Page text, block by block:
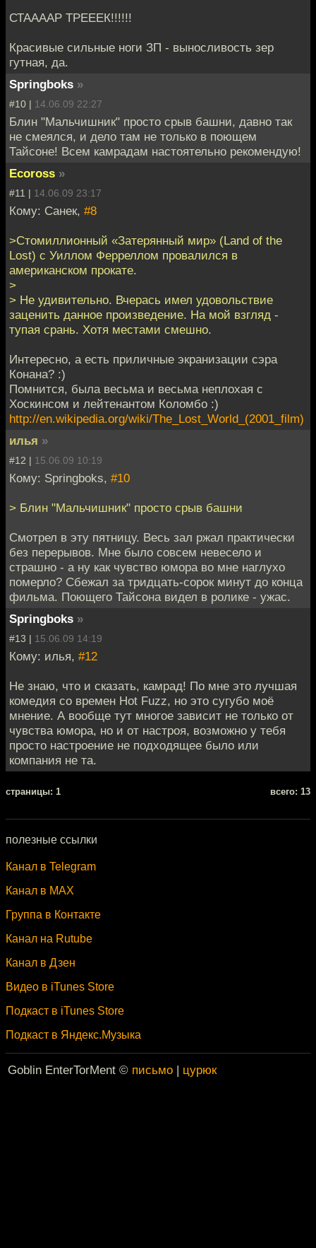
СТААААР ТРЕЕЕК!!!!!!
Красивые сильные ноги ЗП - выносливость зер
гутная, да.
Springboks »
#10 | 14.06.09 22:27
Блин "Мальчишник" просто срыв башни, давно так
не смеялся, и дело там не только в поющем
Тайсоне! Всем камрадам настоятельно рекомендую!
Ecoross »
#11 | 14.06.09 23:17
Кому: Санек, #8
>Стомиллионный «Затерянный мир» (Land of the
Lost) с Уиллом Ферреллом провалился в
американском прокате.
>
> Не удивительно. Вчерась имел удовольствие
заценить данное произведение. На мой взгляд -
тупая срань. Хотя местами смешно.
Интересно, а есть приличные экранизации сэра
Конана? :)
Помнится, была весьма и весьма неплохая с
Хоскинсом и лейтенантом Коломбо :)
http://en.wikipedia.org/wiki/The_Lost_World_(2001_film)
илья »
#12 | 15.06.09 10:19
Кому: Springboks, #10
> Блин "Мальчишник" просто срыв башни
Смотрел в эту пятницу. Весь зал ржал практически
без перерывов. Мне было совсем невесело и
страшно - а ну как чувство юмора во мне наглухо
померло? Сбежал за тридцать-сорок минут до конца
фильма. Поющего Тайсона видел в ролике - ужас.
Springboks »
#13 | 15.06.09 14:19
Кому: илья, #12
Не знаю, что и сказать, камрад! По мне это лучшая
комедия со времен Hot Fuzz, но это сугубо моё
мнение. А вообще тут многое зависит не только от
чувства юмора, но и от настроя, возможно у тебя
просто настроение не подходящее было или
компания не та.
cтраницы: 1 всего: 13
полезные ссылки
Канал в Telegram
Канал в MAX
Группа в Контакте
Канал на Rutube
Канал в Дзен
Видео в iTunes Store
Подкаст в iTunes Store
Подкаст в Яндекс.Музыка
Goblin EnterTorMent © письмо | цурюк